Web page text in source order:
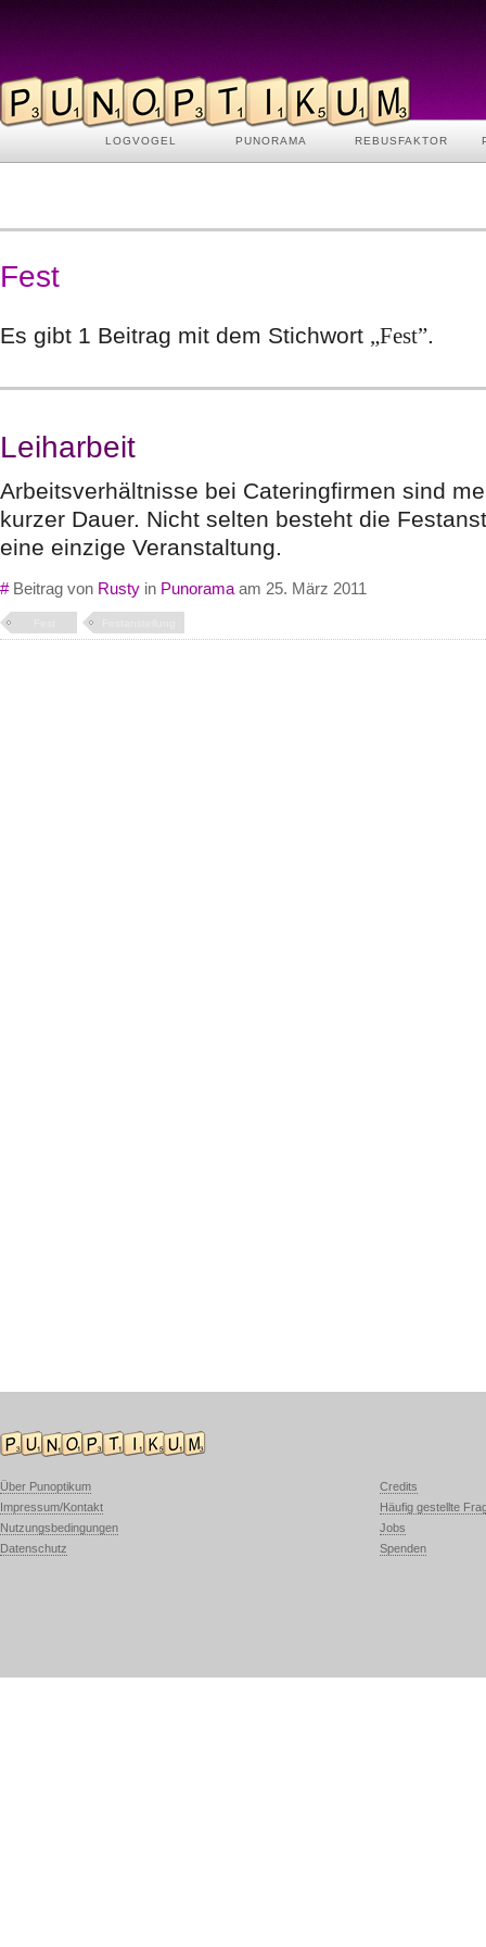
LOGVOGEL PUNORAMA REBUSFAKTOR
Fest
Es gibt 1 Beitrag mit dem Stichwort „Fest”.
Leiharbeit
Arbeitsverhältnisse bei Cateringfirmen sind
kurzer Dauer. Nicht selten besteht die
eine einzige Veranstaltung.
#Beitrag von Rusty in Punorama am 25. März 2011
Über Punoptikum
Impressum/Kontakt
Nutzungsbedingungen
Datenschutz
Credits
Häufig gestellte
Jobs
Spenden